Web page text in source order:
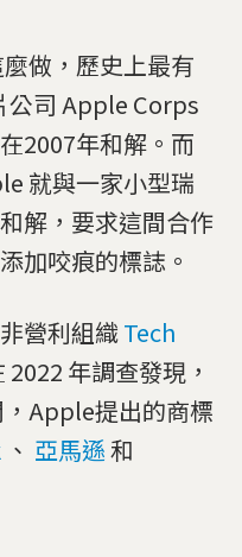
做，歷史上最有
公司 Apple Corps
2007年和解。而
就與一家小型瑞
解，要求這間合作
加咬痕的標誌。
營利組織Tech
2022 年調查發現，
，Apple提出的商標
、 亞馬遜和